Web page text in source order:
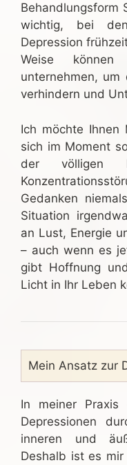
Behandlungsform
wichtig, bei
Depression
Weise
unternehmen, um
verhindern und
Ich möchte Ihnen
sich im Moment
der völligen
Gedanken
Situation
an Lust, Energie
– auch wenn es
gibt Hoffnung
Licht in Ihr Leben
Mein Ansatz zur
In meiner
Depressionen
inneren und
Deshalb ist es